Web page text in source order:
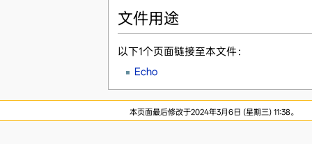
文件用途
以下1个页面链接至本文件：
Echo
本页面最后修改于2024年3月6日 (星期三) 11:38。